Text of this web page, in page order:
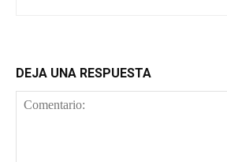
DEJA UNA RESPUESTA